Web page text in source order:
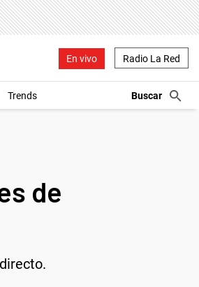
En vivo Radio La Red
Trends
de